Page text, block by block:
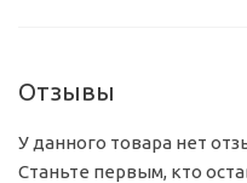
Отзывы
У данного товара нет
Станьте первым, кто